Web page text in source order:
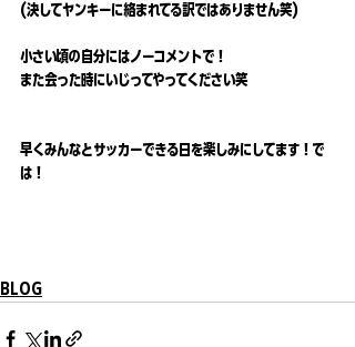
(決してヤンキーに絡まれてる訳ではありません笑)
小さい頃の自分にはノーコメントで！
また会った時にいじってやってください笑
早くみんなとサッカーできる日を楽しみにしてます！で
は！
BLOG